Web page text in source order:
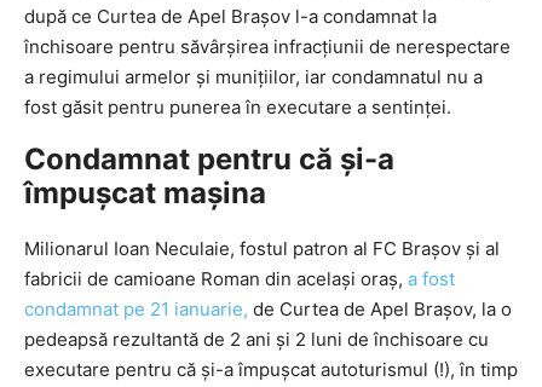
după ce Curtea de Apel Braşov l-a condamnat la
închisoare pentru săvârşirea infracţiunii de nerespectare
a regimului armelor şi muniţiilor, iar condamnatul nu a
fost găsit pentru punerea în executare a sentinţei.
Condamnat pentru că și-a
împușcat mașina
Milionarul Ioan Neculaie, fostul patron al FC Brașov și al
fabricii de camioane Roman din același oraș, a fost
condamnat pe 21 ianuarie, de Curtea de Apel Brașov, la o
pedeapsă rezultantă de 2 ani și 2 luni de închisoare cu
executare pentru că și-a împușcat autoturismul (!), în timp